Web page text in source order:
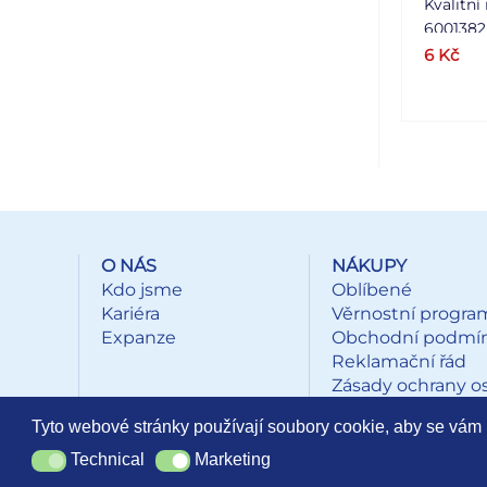
Kvalitní
plynulé
6 Kč
O NÁS
Kdo jsme
Kariéra
Expanze
NÁKUPY
Oblíbené
Věrnostní
Obchodní
Reklamační řád
Zásady ochrany
Tyto webové stránky používají soubory cookie, aby se
TechnicalTechnical MarketingMarketing